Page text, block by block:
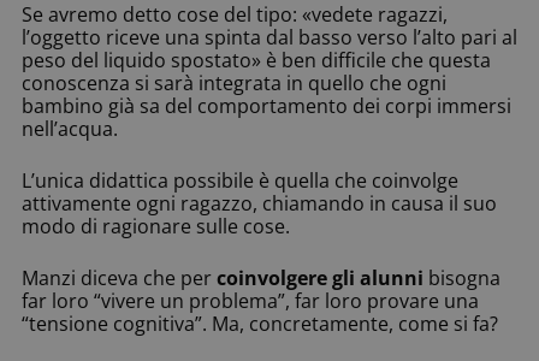
Se avremo detto cose del tipo: «vedete ragazzi,
l’oggetto riceve una spinta dal basso verso l’alto pari al
peso del liquido spostato» è ben difficile che questa
conoscenza si sarà integrata in quello che ogni
bambino già sa del comportamento dei corpi immersi
nell’acqua.
L’unica didattica possibile è quella che coinvolge
attivamente ogni ragazzo, chiamando in causa il suo
modo di ragionare sulle cose.
Manzi diceva che percoinvolgere gli alunni bisogna
far loro “vivere un problema”, far loro provare una
“tensione cognitiva”. Ma, concretamente, come si fa?